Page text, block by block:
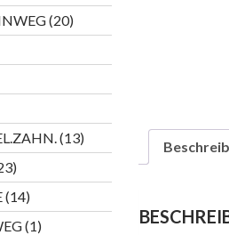
Produkt
2020
Produkte
1313
Produkte
23
Produkte
1414
Produkte
11